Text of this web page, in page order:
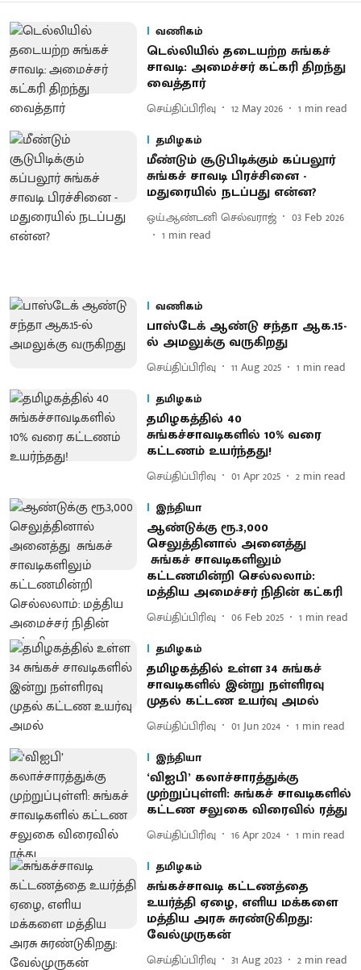
வணிகம்
டெல்லியில் தடையற்ற சுங்கச்
சாவடி: அமைச்சர் கட்கரி திறந்து
வைத்தார்
செய்திப்பிரிவு 12 May 2026 1 min read
தமிழகம்
மீண்டும் சூடுபிடிக்கும் கப்பலூர்
சுங்கச் சாவடி பிரச்சினை -
மதுரையில் நடப்பது என்ன?
ஒய்.ஆண்டனி செல்வராஜ்
03 Feb 2026
1 min read
வணிகம்
பாஸ்டேக் ஆண்டு சந்தா ஆக.15-
ல் அமலுக்கு வருகிறது
செய்திப்பிரிவு 11 Aug 2025 1 min read
தமிழகம்
தமிழகத்தில் 40
சுங்கச்சாவடிகளில் 10% வரை
கட்டணம் உயர்ந்தது!
செய்திப்பிரிவு 01 Apr 2025 2 min read
இந்தியா
ஆண்டுக்கு ரூ.3,000
செலுத்தினால் அனைத்து
சுங்கச் சாவடிகளிலும்
கட்டணமின்றி செல்லலாம்:
மத்திய அமைச்சர் நிதின் கட்கரி
செய்திப்பிரிவு 06 Feb 2025 1 min read
தமிழகம்
தமிழகத்தில் உள்ள 34 சுங்கச்
சாவடிகளில் இன்று நள்ளிரவு
முதல் கட்டண உயர்வு அமல்
செய்திப்பிரிவு 01 Jun 2024 1 min read
இந்தியா
‘விஐபி’ கலாச்சாரத்துக்கு
முற்றுப்புள்ளி: சுங்கச் சாவடிகளில்
கட்டண சலுகை விரைவில் ரத்து
செய்திப்பிரிவு 16 Apr 2024 1 min read
தமிழகம்
சுங்கச்சாவடி கட்டணத்தை
உயர்த்தி ஏழை, எளிய மக்களை
மத்திய அரசு சுரண்டுகிறது:
வேல்முருகன்
செய்திப்பிரிவு 31 Aug 2023 2 min read